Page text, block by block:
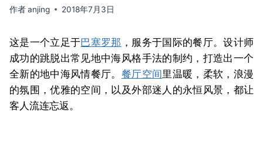
作者anjing 2018年7月3日
这是一个立足于巴塞罗那 ，服务于国际的餐厅。设计师
成功的跳脱出常见地中海风格手法的制约，打造出一个
全新的地中海风情餐厅。 餐厅空间里温暖，柔软，浪漫
的氛围，优雅的空间，以及外部迷人的永恒风景，都让
客人流连忘返。